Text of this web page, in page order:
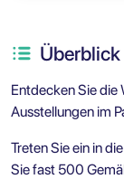
Überblick
Entdecken Sie die
Ausstellungen im
Treten Sie ein in
Sie fast 500